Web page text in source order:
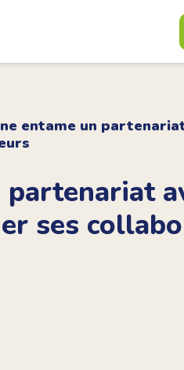
entame un
ses